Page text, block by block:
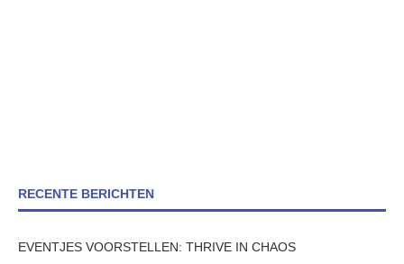
RECENTE BERICHTEN
EVENTJES VOORSTELLEN: THRIVE IN CHAOS